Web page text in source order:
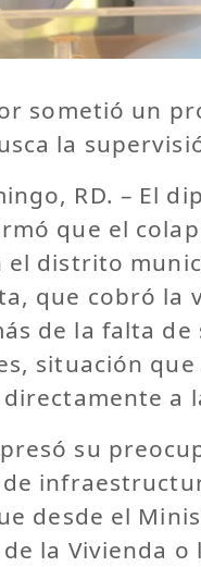
sometió un
la
RD. – El
que el
el distrito
que cobró la
de la falta
situación
a
su
desde el
la Vivienda o